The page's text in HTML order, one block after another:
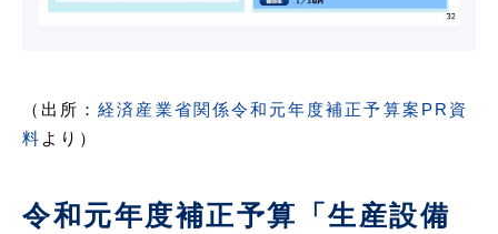
（出所：経済産業省関係令和元年度補正予算案PR資
料 より）
令和元年度補正予算「生産設備